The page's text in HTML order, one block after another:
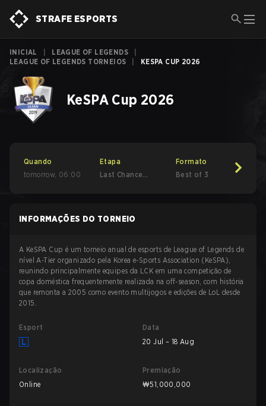
STRAFE ESPORTS
INICIAL LEAGUE OF LEGENDS
LEAGUE OF LEGENDS TORNEIOS
KESPA CUP 2026
KeSPA Cup 2026
Quando
tomorrow, 06:00
Etapa
Last Chance
Formato
Best of 3
INFORMAÇÕES DO TORNEIO
A KeSPA Cup é um torneio anual de esports de League of Legends de
nível A-Tier organizado pela Korea e-Sports Association (KeSPA),
reunindo principalmente equipes da LCK em uma competição de
copa doméstica frequentemente realizada na off-season, com história
que remonta a 2005 como evento multijogos e edições de LoL desde
2015.
Esport
Data
20 Jul – 18 Aug
Localização
Online
Premiação
₩51,000,000